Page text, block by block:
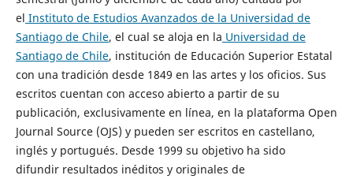
el Instituto de Estudios Avanzados de la Universidad de
Santiago de Chile, el cual se aloja en la Universidad de
Santiago de Chile, institución de Educación Superior Estatal
con una tradición desde 1849 en las artes y los oficios. Sus
escritos cuentan con acceso abierto a partir de su
publicación, exclusivamente en línea, en la plataforma Open
Journal Source (OJS) y pueden ser escritos en castellano,
inglés y portugués. Desde 1999 su objetivo ha sido
difundir resultados inéditos y originales de